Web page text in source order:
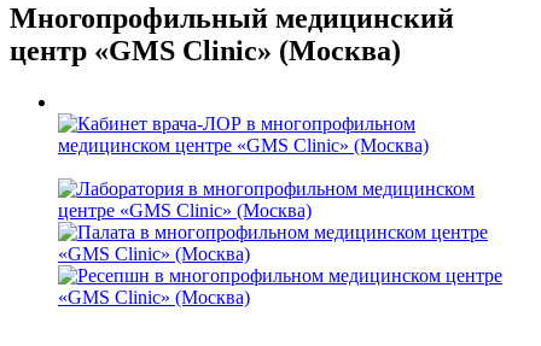
Многопрофильный медицинский
центр «GMS Clinic» (Москва)